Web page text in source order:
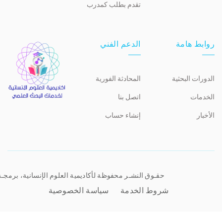
تقدم بطلب كمدرب
روابط هامة
الدورات البحثية
الخدمات
الأخبار
الدعم الفني
المحادثة الفورية
اتصل بنا
إنشاء حساب
حقـوق النشـر محفوظة لأكاديمية العلوم الإنسانية،
شروط الخدمة سياسة الخصوصية